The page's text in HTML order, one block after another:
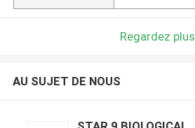
Regardez plus
AU SUJET DE NOUS